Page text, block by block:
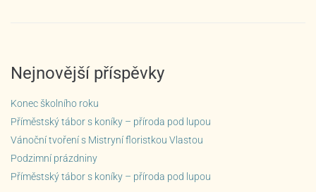
Nejnovější příspěvky
Konec školního roku
Příměstský tábor s koníky – příroda pod lupou
Vánoční tvoření s Mistryní floristkou Vlastou
Podzimní prázdniny
Příměstský tábor s koníky – příroda pod lupou